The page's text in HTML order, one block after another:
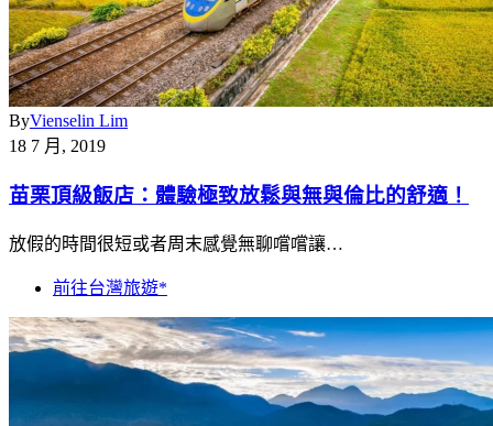
ByVienselin Lim
18 7 月, 2019
苗栗頂級飯店：體驗極致放鬆與無與倫比的舒適！
放假的時間很短或者周末感覺無聊嚐嚐讓…
前往台灣旅遊*